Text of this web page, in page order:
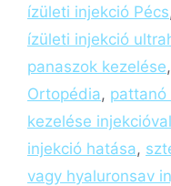
ízületi injekció Pécs
ízületi injekció
panaszok kezelése,
Ortopédia, pattanó
kezelése injekcióval
injekció hatása,
vagy hyaluronsav